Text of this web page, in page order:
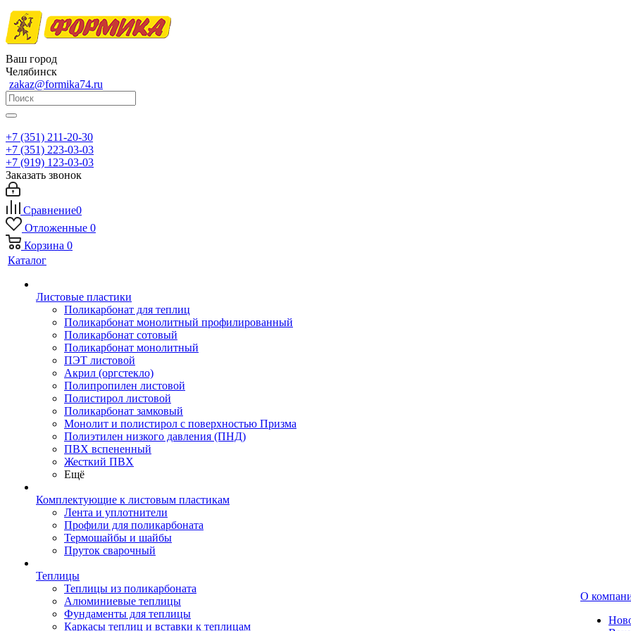
Ваш город
Челябинск
zakaz@formika74.ru
+7 (351) 211-20-30
+7 (351) 223-03-03
+7 (919) 123-03-03
Заказать звонок
Сравнение0
Отложенные 0
Корзина 0
Каталог
Листовые пластики
Поликарбонат для теплиц
Поликарбонат монолитный профилированный
Поликарбонат сотовый
Поликарбонат монолитный
ПЭТ листовой
Акрил (оргстекло)
Полипропилен листовой
Полистирол листовой
Поликарбонат замковый
Монолит и полистирол с поверхностью Призма
Полиэтилен низкого давления (ПНД)
ПВХ вспененный
Жесткий ПВХ
Ещё
Комплектующие к листовым пластикам
Лента и уплотнители
Профили для поликарбоната
Термошайбы и шайбы
Пруток сварочный
Теплицы
Теплицы из поликарбоната
Алюминиевые теплицы
Фундаменты для теплицы
Каркасы теплиц и вставки к теплицам
О